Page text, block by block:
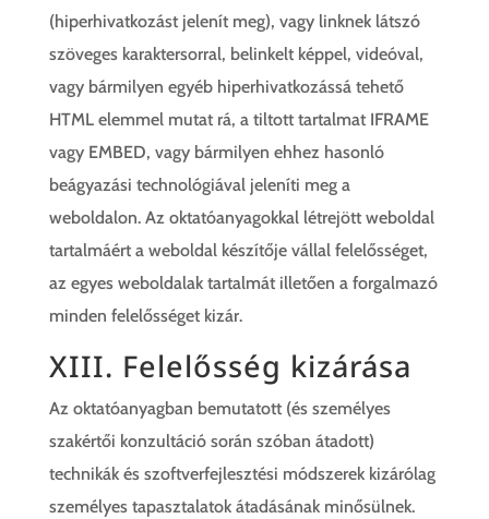
(hiperhivatkozást jelenít meg), vagy linknek látszó
szöveges karaktersorral, belinkelt képpel, videóval,
vagy bármilyen egyéb hiperhivatkozássá tehető
HTML elemmel mutat rá, a tiltott tartalmat IFRAME
vagy EMBED, vagy bármilyen ehhez hasonló
beágyazási technológiával jeleníti meg a
weboldalon. Az oktatóanyagokkal létrejött weboldal
tartalmáért a weboldal készítője vállal felelősséget,
az egyes weboldalak tartalmát illetően a forgalmazó
minden felelősséget kizár.
XIII. Felelősség kizárása
Az oktatóanyagban bemutatott (és személyes
szakértői konzultáció során szóban átadott)
technikák és szoftverfejlesztési módszerek kizárólag
személyes tapasztalatok átadásának minősülnek.